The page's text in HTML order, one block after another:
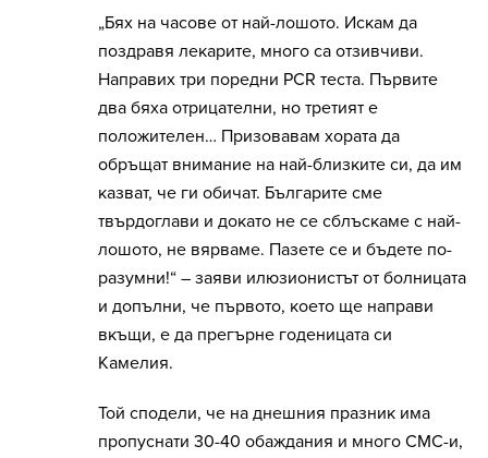
„Бях на часове от най-лошото. Искам да
поздравя лекарите, много са отзивчиви.
Направих три поредни PCR теста. Първите
два бяха отрицателни, но третият е
положителен… Призовавам хората да
обръщат внимание на най-близките си, да им
казват, че ги обичат. Българите сме
твърдоглави и докато не се сблъскаме с най-
лошото, не вярваме. Пазете се и бъдете по-
разумни!“ – заяви илюзионистът от болницата
и допълни, че първото, което ще направи
вкъщи, е да прегърне годеницата си
Камелия.
Той сподели, че на днешния празник има
пропуснати 30-40 обаждания и много СМС-и,